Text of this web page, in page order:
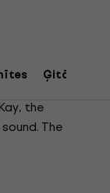
Ģitāru
the
The